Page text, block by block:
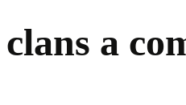
clans a